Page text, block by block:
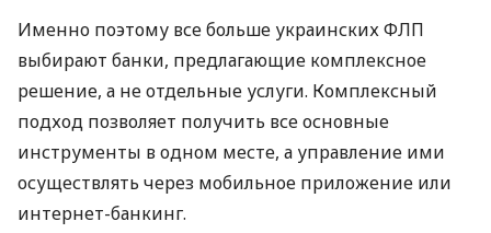
Именно поэтому все больше украинских ФЛП
выбирают банки, предлагающие комплексное
решение, а не отдельные услуги. Комплексный
подход позволяет получить все основные
инструменты в одном месте, а управление ими
осуществлять через мобильное приложение или
интернет-банкинг.